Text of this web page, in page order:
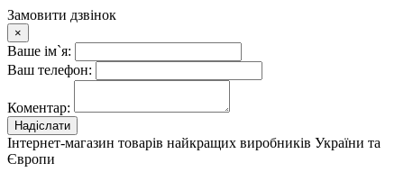
Замовити дзвінок
×
Ваше ім`я:
Ваш телефон:
Коментар:
Надіслати
Інтернет-магазин товарів найкращих виробників України та
Європи